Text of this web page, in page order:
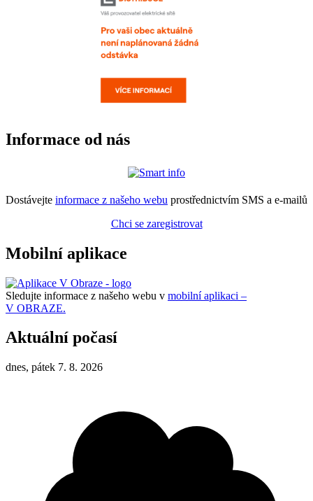
Informace od nás
Dostávejte informace z našeho webu prostřednictvím SMS a e-mailů
Chci se zaregistrovat
Mobilní aplikace
Sledujte informace z našeho webu v mobilní aplikaci –
V OBRAZE.
Aktuální počasí
dnes, pátek 7. 8. 2026